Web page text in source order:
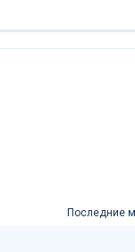
Последние